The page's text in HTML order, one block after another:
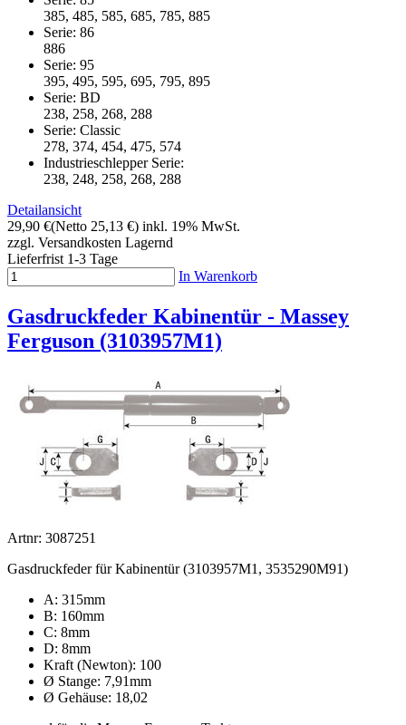
385, 485, 585, 685, 785, 885
Serie: 86
886
Serie: 95
395, 495, 595, 695, 795, 895
Serie: BD
238, 258, 268, 288
Serie: Classic
278, 374, 454, 475, 574
Industrieschlepper Serie:
238, 248, 258, 268, 288
Detailansicht
29,90 €(Netto 25,13 €) inkl. 19% MwSt.
zzgl. Versandkosten Lagernd
Lieferfrist 1-3 Tage
In Warenkorb
Gasdruckfeder Kabinentür - Massey
Ferguson (3103957M1)
Artnr: 3087251
Gasdruckfeder für Kabinentür (3103957M1, 3535290M91)
A: 315mm
B: 160mm
C: 8mm
D: 8mm
Kraft (Newton): 100
Ø Stange: 7,91mm
Ø Gehäuse: 18,02